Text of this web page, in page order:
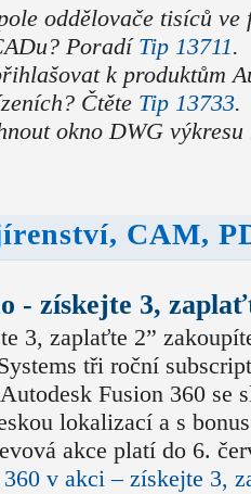
oddělovače tisíců ve
Poradí Tip 13711.
k produktům
Čtěte Tip 13733.
okno DWG
CAM,
- získejte 3,
3, zaplaťte 2”
tři roční
Fusion 360 se
lokalizací a s bonus
akce platí do 6.
v akci – získejte 3,